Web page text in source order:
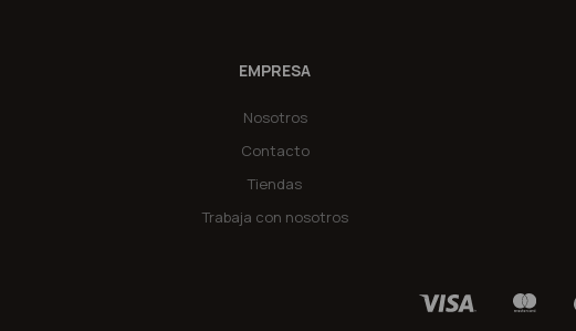
EMPRESA
Nosotros
Contacto
Tiendas
Trabaja con nosotros